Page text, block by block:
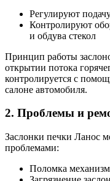
Регулируют
Контролируют
и обдува стекол
Принцип работы
открытии потока
контролируется с
салоне автомобиля.
2. Проблемы и
Заслонки печки Ланос
проблемами:
Поломка